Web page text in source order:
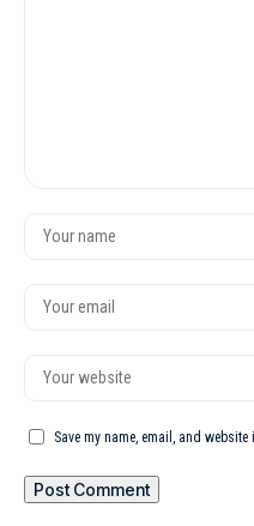
Save my name, email, and